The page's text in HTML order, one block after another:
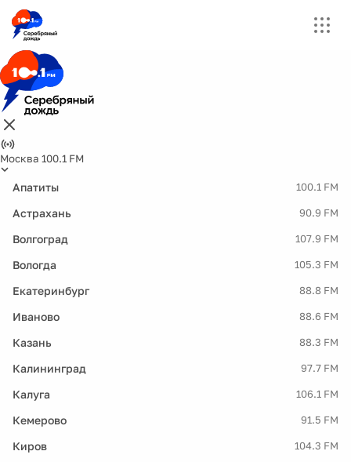
Москва 100.1 FM
Апатиты 100.1 FM
Астрахань 90.9 FM
Волгоград 107.9 FM
Вологда 105.3 FM
Екатеринбург 88.8 FM
Иваново 88.6 FM
Казань 88.3 FM
Калининград 97.7 FM
Калуга 106.1 FM
Кемерово 91.5 FM
Киров 104.3 FM